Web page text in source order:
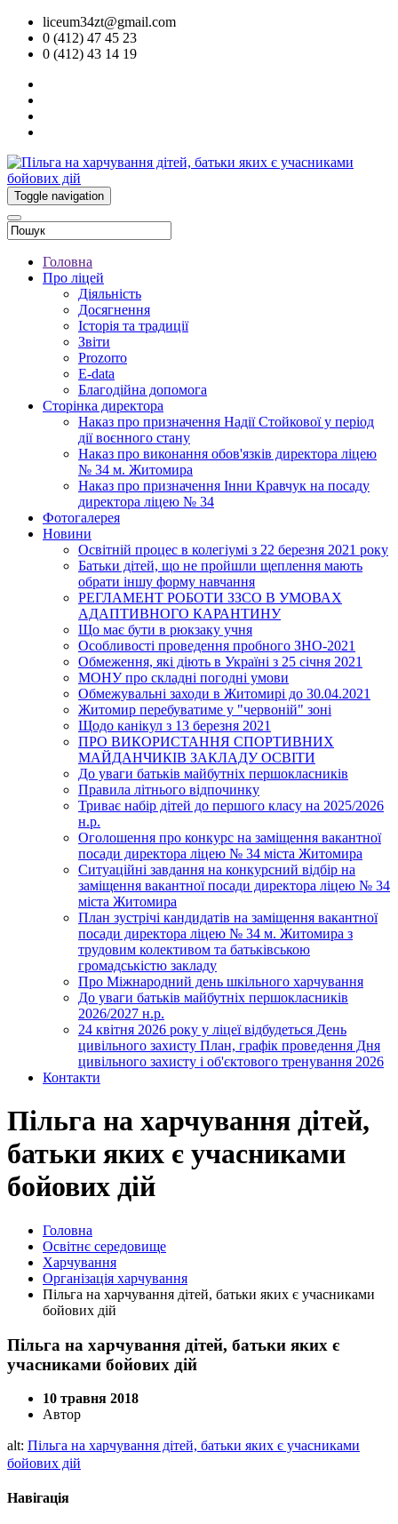
liceum34zt@gmail.com
0 (412) 47 45 23
0 (412) 43 14 19
Toggle navigation
Головна
Про ліцей
Діяльність
Досягнення
Історія та традиції
Звіти
Prozorro
E-data
Благодійна допомога
Сторінка директора
Наказ про призначення Надії Стойкової у період
дії воєнного стану
Наказ про виконання обов'язків директора ліцею
№ 34 м. Житомира
Наказ про призначення Інни Кравчук на посаду
директора ліцею № 34
Фотогалерея
Новини
Освітній процес в колегіумі з 22 березня 2021 року
Батьки дітей, що не пройшли щеплення мають
обрати іншу форму навчання
РЕГЛАМЕНТ РОБОТИ ЗЗСО В УМОВАХ
АДАПТИВНОГО КАРАНТИНУ
Що має бути в рюкзаку учня
Особливості проведення пробного ЗНО-2021
Обмеження, які діють в Україні з 25 січня 2021
МОНУ про складні погодні умови
Обмежувальні заходи в Житомирі до 30.04.2021
Житомир перебуватиме у "червоній" зоні
Щодо канікул з 13 березня 2021
ПРО ВИКОРИСТАННЯ СПОРТИВНИХ
МАЙДАНЧИКІВ ЗАКЛАДУ ОСВІТИ
До уваги батьків майбутніх першокласників
Правила літнього відпочинку
Триває набір дітей до першого класу на 2025/2026
н.р.
Оголошення про конкурс на заміщення вакантної
посади директора ліцею № 34 міста Житомира
Ситуаційні завдання на конкурсний відбір на
заміщення вакантної посади директора ліцею № 34
міста Житомира
План зустрічі кандидатів на заміщення вакантної
посади директора ліцею № 34 м. Житомира з
трудовим колективом та батьківською
громадськістю закладу
Про Міжнародний день шкільного харчування
До уваги батьків майбутніх першокласників
2026/2027 н.р.
24 квітня 2026 року у ліцеї відбудеться День
цивільного захисту План, графік проведення Дня
цивільного захисту і об'єктового тренування 2026
Контакти
Пільга на харчування дітей,
батьки яких є учасниками
бойових дій
Головна
Освітнє середовище
Харчування
Організація харчування
Пільга на харчування дітей, батьки яких є учасниками
бойових дій
Пільга на харчування дітей, батьки яких є
учасниками бойових дій
10 травня 2018
Автор
alt: Пільга на харчування дітей, батьки яких є учасниками
бойових дій
Навігація